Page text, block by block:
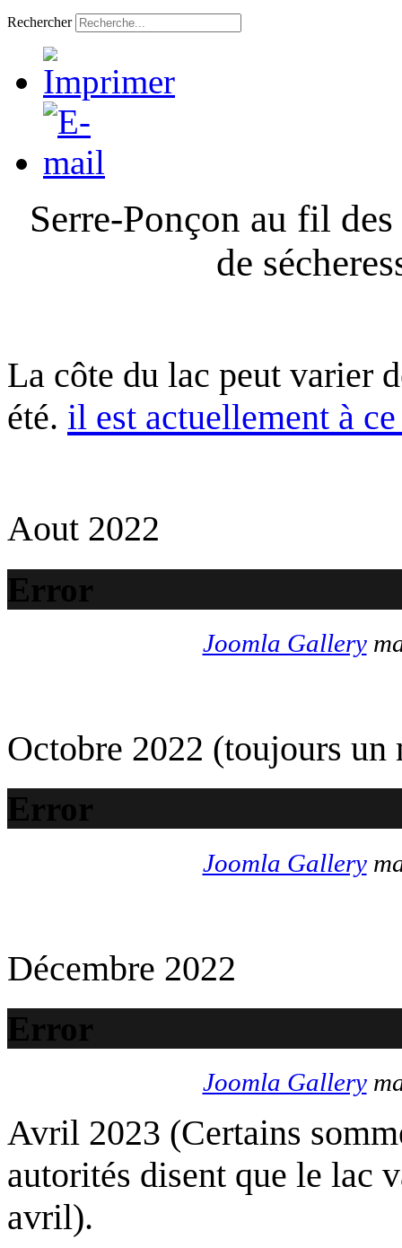
Rechercher
Serre-Ponçon au fil
de
La côte du lac peut varier
été. il est actuellement à
Aout 2022
Error
Joomla Gallery
Octobre 2022 (toujours un
Error
Joomla Gallery
Décembre 2022
Error
Joomla Gallery
Avril 2023 (Certains
autorités disent que le lac
avril).